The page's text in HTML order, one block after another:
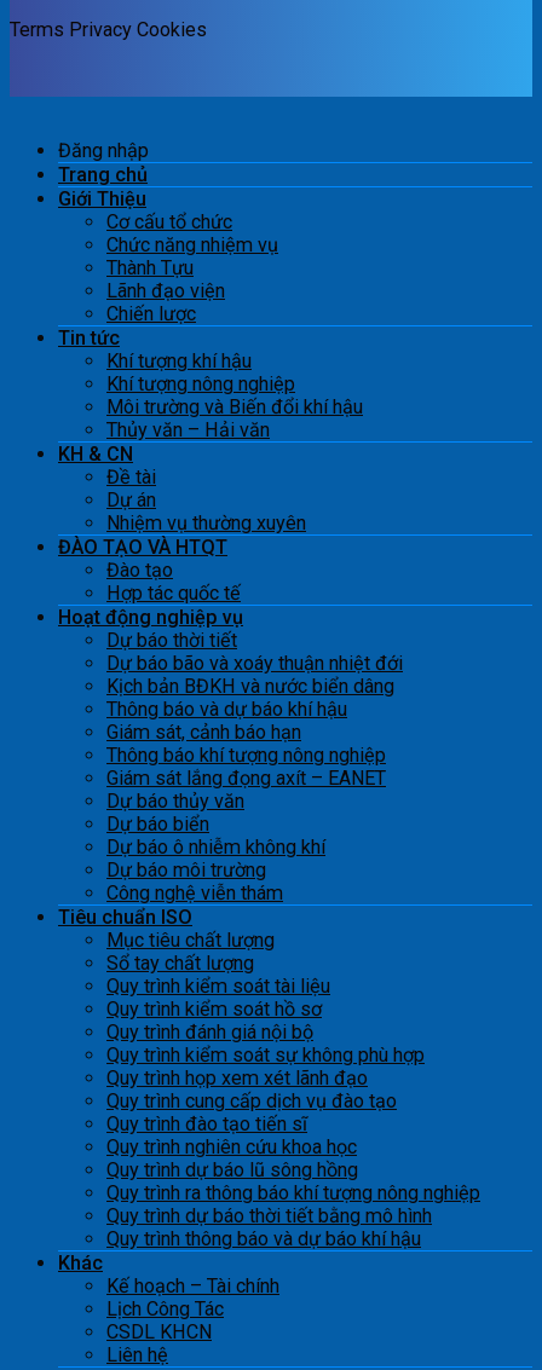
Terms Privacy Cookies
Đăng nhập
Trang chủ
Giới Thiệu
Cơ cấu tổ chức
Chức năng nhiệm vụ
Thành Tựu
Lãnh đạo viện
Chiến lược
Tin tức
Khí tượng khí hậu
Khí tượng nông nghiệp
Môi trường và Biến đổi khí hậu
Thủy văn – Hải văn
KH & CN
Đề tài
Dự án
Nhiệm vụ thường xuyên
ĐÀO TẠO VÀ HTQT
Đào tạo
Hợp tác quốc tế
Hoạt động nghiệp vụ
Dự báo thời tiết
Dự báo bão và xoáy thuận nhiệt đới
Kịch bản BĐKH và nước biển dâng
Thông báo và dự báo khí hậu
Giám sát, cảnh báo hạn
Thông báo khí tượng nông nghiệp
Giám sát lắng đọng axít – EANET
Dự báo thủy văn
Dự báo biển
Dự báo ô nhiễm không khí
Dự báo môi trường
Công nghệ viễn thám
Tiêu chuẩn ISO
Mục tiêu chất lượng
Sổ tay chất lượng
Quy trình kiểm soát tài liệu
Quy trình kiểm soát hồ sơ
Quy trình đánh giá nội bộ
Quy trình kiểm soát sự không phù hợp
Quy trình họp xem xét lãnh đạo
Quy trình cung cấp dịch vụ đào tạo
Quy trình đào tạo tiến sĩ
Quy trình nghiên cứu khoa học
Quy trình dự báo lũ sông hồng
Quy trình ra thông báo khí tượng nông nghiệp
Quy trình dự báo thời tiết bằng mô hình
Quy trình thông báo và dự báo khí hậu
Khác
Kế hoạch – Tài chính
Lịch Công Tác
CSDL KHCN
Liên hệ